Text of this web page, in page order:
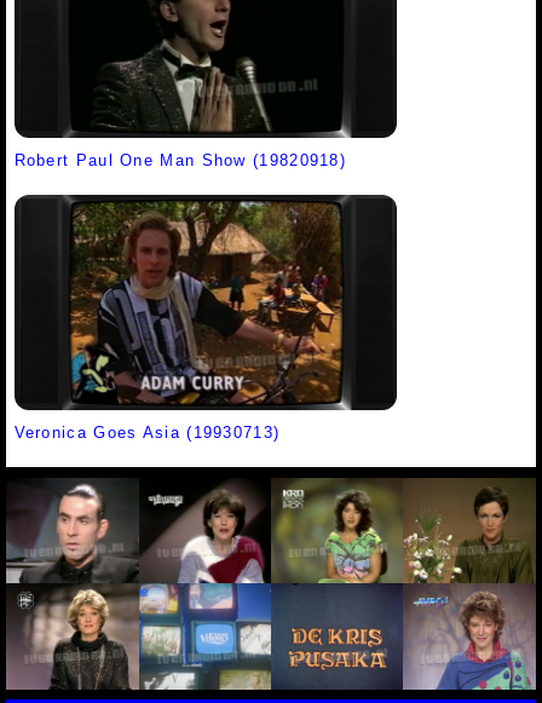
Robert Paul One Man Show (19820918)
Veronica Goes Asia (19930713)